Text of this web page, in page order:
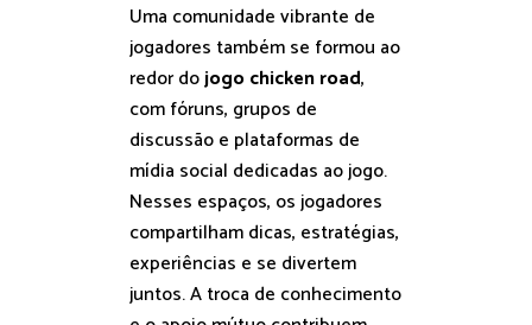
Uma comunidade vibrante de
jogadores também se formou ao
redor dojogo chicken road,
com fóruns, grupos de
discussão e plataformas de
mídia social dedicadas ao jogo.
Nesses espaços, os jogadores
compartilham dicas, estratégias,
experiências e se divertem
juntos. A troca de conhecimento